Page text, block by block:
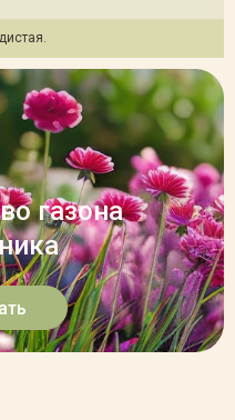
газона